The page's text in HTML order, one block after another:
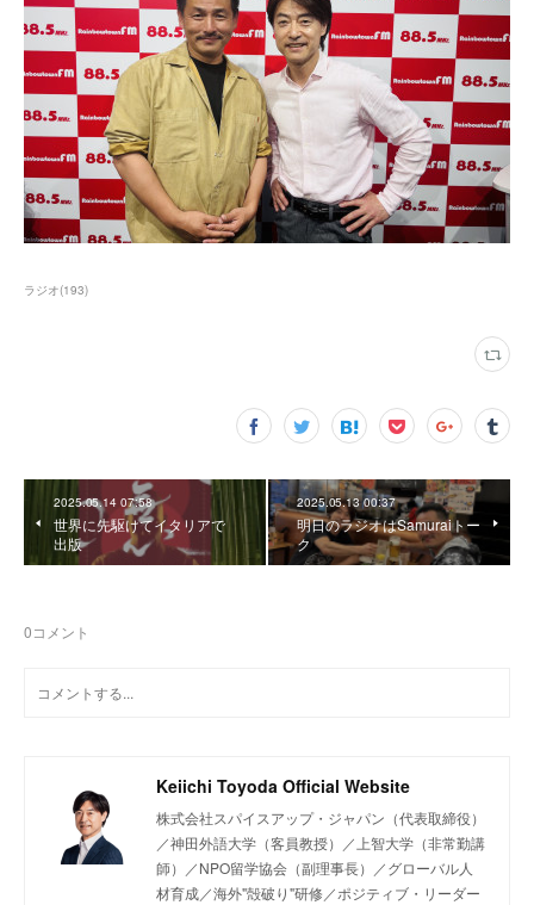
ラジオ(193)
2025.05.14 07:58
世界に先駆けてイタリアで
出版
2025.05.13 00:37
明日のラジオはSamuraiトー
ク
0コメント
Keiichi Toyoda Official Website
株式会社スパイスアップ・ジャパン（代表取締役）
／神田外語大学（客員教授）／上智大学（非常勤講
師）／NPO留学協会（副理事長）／グローバル人
材育成／海外"殻破り"研修／ポジティブ・リーダー